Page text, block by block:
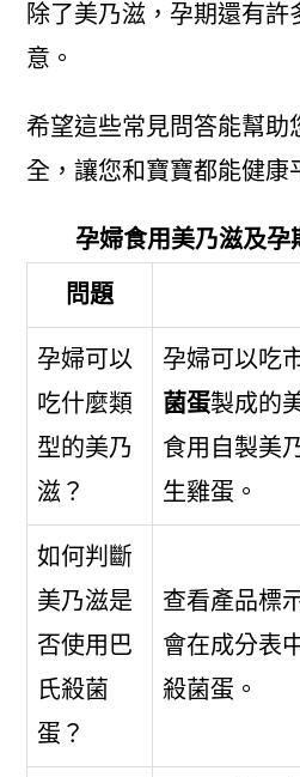
除了美乃滋，孕期還有許
意。
希望這些常見問答能幫助
全，讓您和寶寶都能健康
孕婦食用美乃滋及孕
問題
孕婦可以
吃什麼類
型的美乃
滋？
孕婦可以吃
菌蛋製成的
食用自製美
生雞蛋。
如何判斷
美乃滋是
否使用巴
氏殺菌
蛋？
查看產品標
會在成分表
殺菌蛋。